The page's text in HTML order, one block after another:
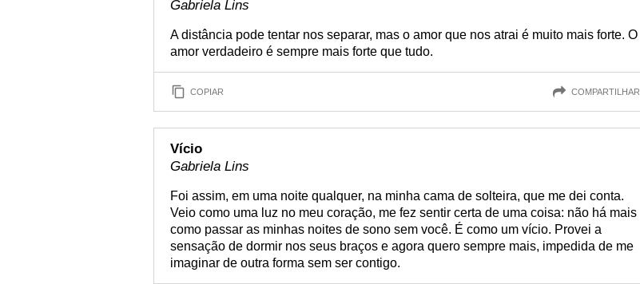
Gabriela Lins
A distância pode tentar nos separar, mas o amor que nos atrai é muito mais forte. O
amor verdadeiro é sempre mais forte que tudo.
COPIAR COMPARTILHAR
Vício
Gabriela Lins
Foi assim, em uma noite qualquer, na minha cama de solteira, que me dei conta.
Veio como uma luz no meu coração, me fez sentir certa de uma coisa: não há mais
como passar as minhas noites de sono sem você. É como um vício. Provei a
sensação de dormir nos seus braços e agora quero sempre mais, impedida de me
imaginar de outra forma sem ser contigo.